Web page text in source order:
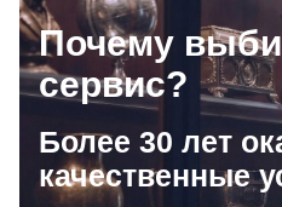
Почему
сервис?
Более 30 лет
качественные